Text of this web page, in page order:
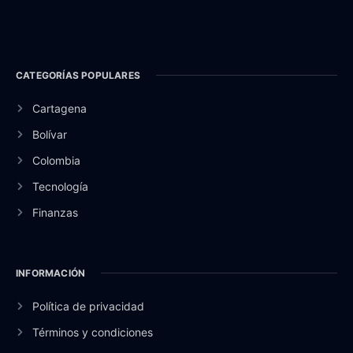
CATEGORÍAS POPULARES
Cartagena
Bolívar
Colombia
Tecnología
Finanzas
INFORMACIÓN
Política de privacidad
Términos y condiciones